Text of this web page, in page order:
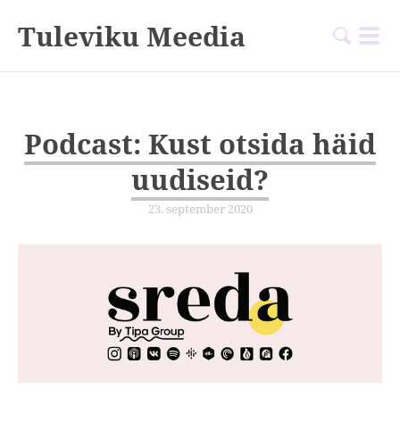
Tuleviku Meedia
Podcast: Kust otsida häid
uudiseid?
23. september 2020